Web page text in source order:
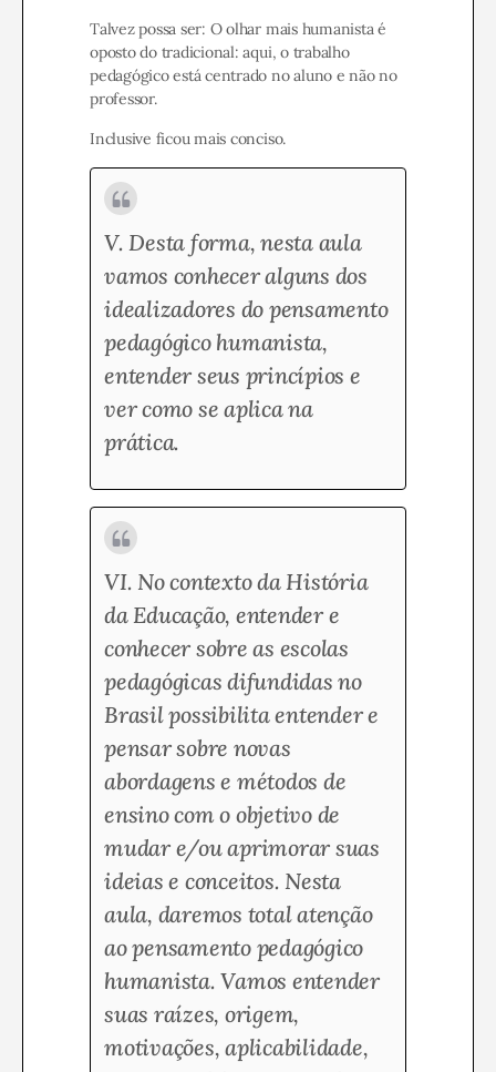
Talvez possa ser: O olhar mais humanista é
oposto do tradicional: aqui, o trabalho
pedagógico está centrado no aluno e não no
professor.
Inclusive ficou mais conciso.
V. Desta forma, nesta aula
vamos conhecer alguns dos
idealizadores do pensamento
pedagógico humanista,
entender seus princípios e
ver como se aplica na
prática.
VI. No contexto da História
da Educação, entender e
conhecer sobre as escolas
pedagógicas difundidas no
Brasil possibilita entender e
pensar sobre novas
abordagens e métodos de
ensino com o objetivo de
mudar e/ou aprimorar suas
ideias e conceitos. Nesta
aula, daremos total atenção
ao pensamento pedagógico
humanista. Vamos entender
suas raízes, origem,
motivações, aplicabilidade,